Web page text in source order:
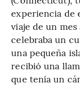
experiencia de
viaje de un
celebraba un
una pequeña
recibió una
que tenía un